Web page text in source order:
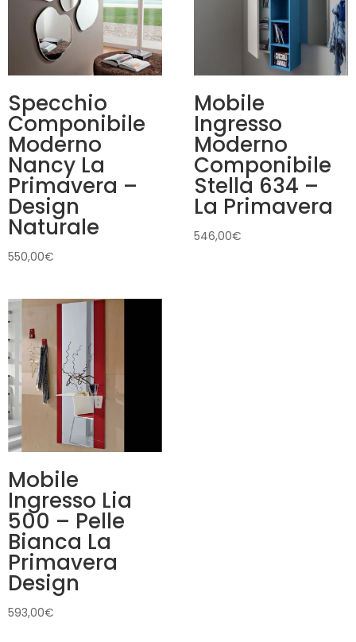
Specchio
Componibile
Moderno
Nancy La
Primavera –
Design
Naturale
550,00€
Mobile
Ingresso
Moderno
Componibile
Stella 634 –
La Primavera
546,00€
Mobile
Ingresso Lia
500 – Pelle
Bianca La
Primavera
Design
593,00€